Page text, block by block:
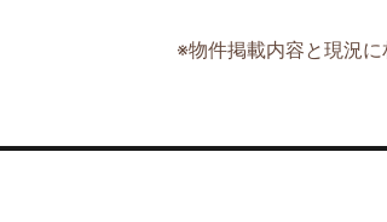
※物件掲載内容と現況に